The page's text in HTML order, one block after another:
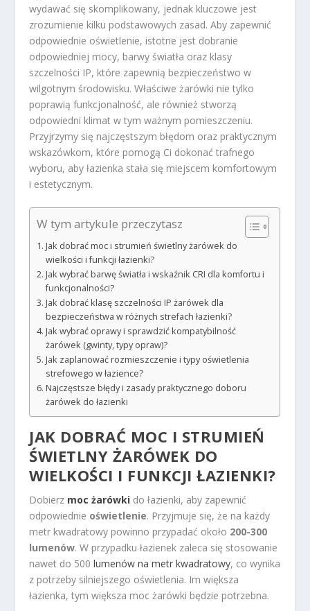
wydawać się skomplikowany, jednak kluczowe jest
zrozumienie kilku podstawowych zasad. Aby zapewnić
odpowiednie oświetlenie, istotne jest dobranie
odpowiedniej mocy, barwy światła oraz klasy
szczelności IP, które zapewnią bezpieczeństwo w
wilgotnym środowisku. Właściwe żarówki nie tylko
poprawią funkcjonalność, ale również stworzą
odpowiedni klimat w tym ważnym pomieszczeniu.
Przyjrzymy się najczęstszym błędom oraz praktycznym
wskazówkom, które pomogą Ci dokonać trafnego
wyboru, aby łazienka stała się miejscem komfortowym
i estetycznym.
W tym artykule przeczytasz
Jak dobrać moc i strumień świetlny żarówek do
wielkości i funkcji łazienki?
Jak wybrać barwę światła i wskaźnik CRI dla komfortu i
funkcjonalności?
Jak dobrać klasę szczelności IP żarówek dla
bezpieczeństwa w różnych strefach łazienki?
Jak wybrać oprawy i sprawdzić kompatybilność
żarówek (gwinty, typy opraw)?
Jak zaplanować rozmieszczenie i typy oświetlenia
strefowego w łazience?
Najczęstsze błędy i zasady praktycznego doboru
żarówek do łazienki
JAK DOBRAĆ MOC I STRUMIEŃ
ŚWIETLNY ŻARÓWEK DO
WIELKOŚCI I FUNKCJI ŁAZIENKI?
Dobierz moc żarówki do łazienki, aby zapewnić
odpowiednie oświetlenie. Przyjmuje się, że na każdy
metr kwadratowy powinno przypadać około 200-300
lumenów. W przypadku łazienek zaleca się stosowanie
nawet do 500lumenów na metr kwadratowy, co wynika
z potrzeby silniejszego oświetlenia. Im większa
łazienka, tym większa moc żarówki będzie potrzebna.